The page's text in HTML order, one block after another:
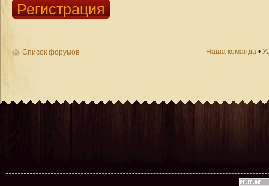
Регистрация
Список форумов Наша команда •